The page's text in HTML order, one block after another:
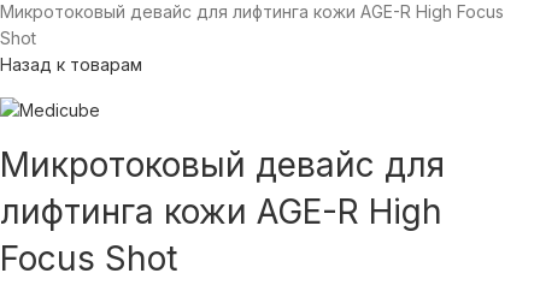
Микротоковый девайс для лифтинга кожи AGE-R High Focus
Shot
Назад к товарам
Микротоковый девайс для
лифтинга кожи AGE-R High
Focus Shot